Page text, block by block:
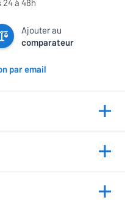
Ajouter au
comparateur
par email